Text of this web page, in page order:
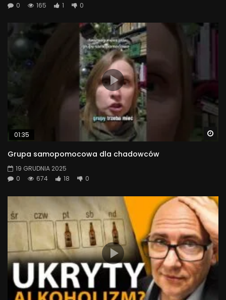
0
165 1 0
01:35
Grupa samopomocowa dla chadowców
19 GRUDNIA 2025
0
674 18 0